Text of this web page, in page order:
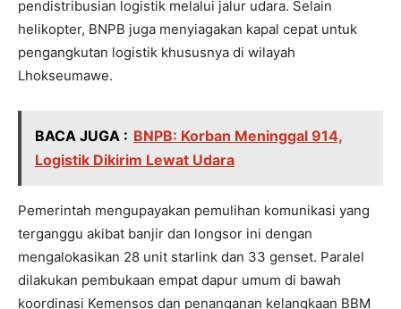
pendistribusian logistik melalui jalur udara. Selain
helikopter, BNPB juga menyiagakan kapal cepat untuk
pengangkutan logistik khususnya di wilayah
Lhokseumawe.
BACA JUGA : BNPB: Korban Meninggal 914,
Logistik Dikirim Lewat Udara
Pemerintah mengupayakan pemulihan komunikasi yang
terganggu akibat banjir dan longsor ini dengan
mengalokasikan 28 unit starlink dan 33 genset. Paralel
dilakukan pembukaan empat dapur umum di bawah
koordinasi Kemensos dan penanganan kelangkaan BBM